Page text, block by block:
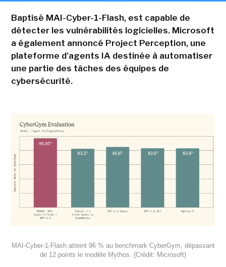
Baptisé MAI-Cyber-1-Flash, est capable de
détecter les vulnérabilités logicielles. Microsoft
a également annoncé Project Perception, une
plateforme d'agents IA destinée à automatiser
une partie des tâches des équipes de
cybersécurité.
MAI-Cyber-1-Flash atteint 96 % au benchmark CyberGym, dépassant
de 12 points le modèle Mythos. (Crédit: Microsoft)